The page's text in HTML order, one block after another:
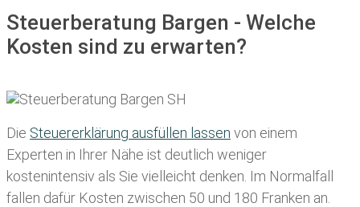
Steuerberatung Bargen - Welche
Kosten sind zu erwarten?
Die Steuererklärung ausfüllen lassen von einem
Experten in Ihrer Nähe ist deutlich weniger
kostenintensiv als Sie vielleicht denken. Im Normalfall
fallen dafür Kosten zwischen 50 und 180 Franken an.